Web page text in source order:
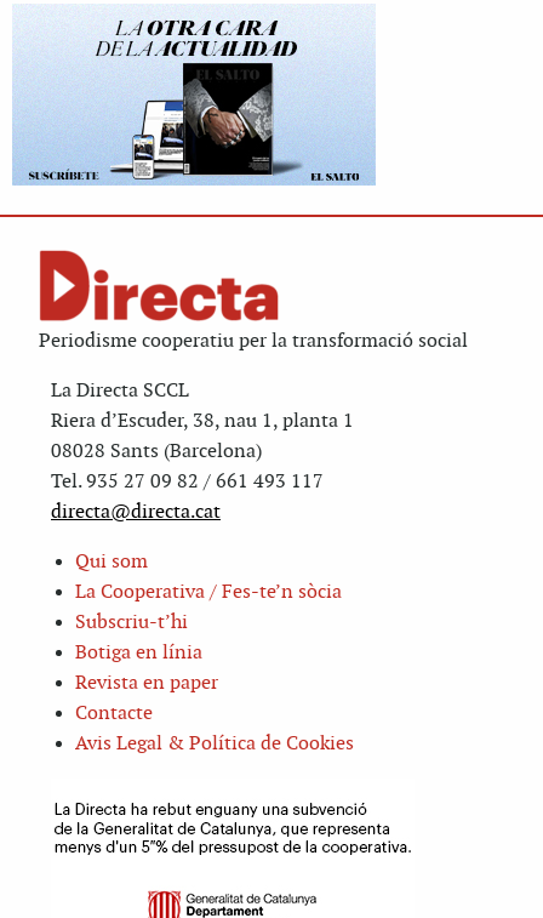
Periodisme cooperatiu per la transformació social
La Directa SCCL
Riera d’Escuder, 38, nau 1, planta 1
08028 Sants (Barcelona)
Tel. 935 27 09 82 / 661 493 117
directa@directa.cat
Qui som
La Cooperativa / Fes-te’n sòcia
Subscriu-t’hi
Botiga en línia
Revista en paper
Contacte
Avis Legal & Política de Cookies